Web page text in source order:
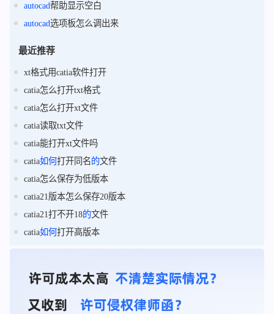
autocad帮助显示空白
autocad选项板怎么调出来
最近推荐
xt格式用catia软件打开
catia怎么打开txt格式
catia怎么打开xt文件
catia读取txt文件
catia能打开xt文件吗
catia如何打开同名的文件
catia怎么保存为低版本
catia21版本怎么保存20版本
catia21打不开18的文件
catia如何打开高版本